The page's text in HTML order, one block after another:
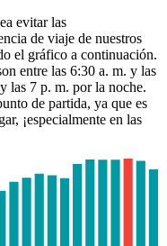
evitar las
de viaje de nuestros
el gráfico a continuación.
entre las 6:30 a. m. y las
las 7 p. m. por la noche.
de partida, ya que es
¡especialmente en las